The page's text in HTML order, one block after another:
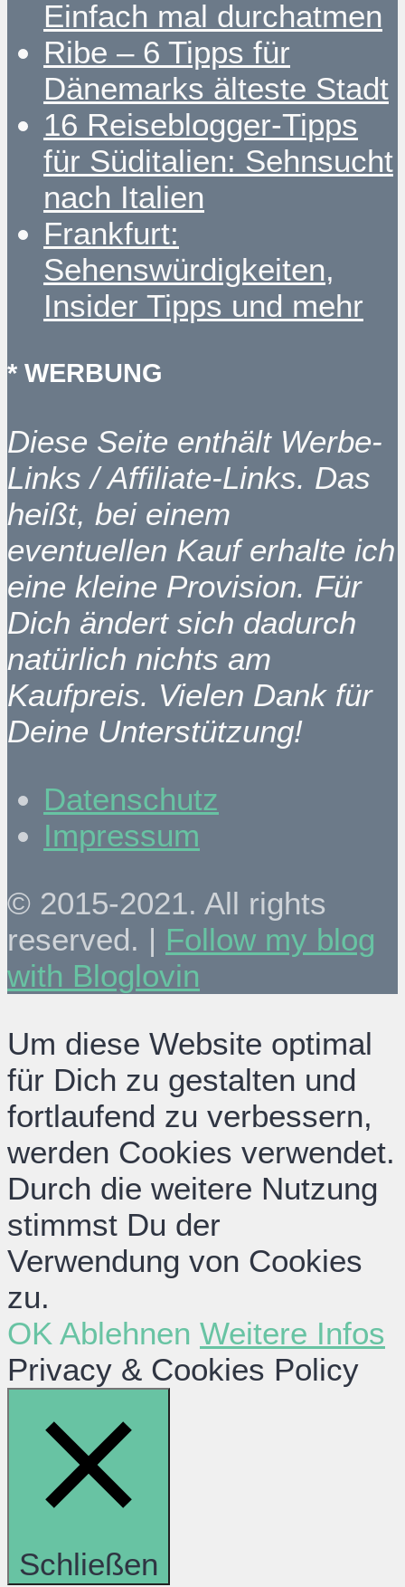
Einfach mal durchatmen
Ribe – 6 Tipps für
Dänemarks älteste Stadt
16 Reiseblogger-Tipps
für Süditalien: Sehnsucht
nach Italien
Frankfurt:
Sehenswürdigkeiten,
Insider Tipps und mehr
* WERBUNG
Diese Seite enthält Werbe-
Links / Affiliate-Links. Das
heißt, bei einem
eventuellen Kauf erhalte ich
eine kleine Provision. Für
Dich ändert sich dadurch
natürlich nichts am
Kaufpreis. Vielen Dank für
Deine Unterstützung!
Datenschutz
Impressum
© 2015-2021. All rights
reserved. | Follow my blog
with Bloglovin
Um diese Website optimal
für Dich zu gestalten und
fortlaufend zu verbessern,
werden Cookies verwendet.
Durch die weitere Nutzung
stimmst Du der
Verwendung von Cookies
zu.
OK Ablehnen Weitere Infos
Privacy & Cookies Policy
Schließen